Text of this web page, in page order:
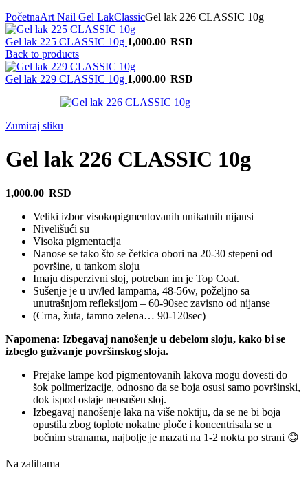
PočetnaArt Nail Gel LakClassicGel lak 226 CLASSIC 10g
Gel lak 225 CLASSIC 10g 1,000.00 RSD
Back to products
Gel lak 229 CLASSIC 10g 1,000.00 RSD
Zumiraj sliku
Gel lak 226 CLASSIC 10g
1,000.00 RSD
Veliki izbor visokopigmentovanih unikatnih nijansi
Nivelišući su
Visoka pigmentacija
Nanose se tako što se četkica obori na 20-30 stepeni od
površine, u tankom sloju
Imaju disperzivni sloj, potreban im je Top Coat.
Sušenje je u uv/led lampama, 48-56w, poželjno sa
unutrašnjom refleksijom – 60-90sec zavisno od nijanse
(Crna, žuta, tamno zelena… 90-120sec)
Napomena: Izbegavaj nanošenje u debelom sloju, kako bi se
izbeglo gužvanje površinskog sloja.
Prejake lampe kod pigmentovanih lakova mogu dovesti do
šok polimerizacije, odnosno da se boja osusi samo površinski,
dok ispod ostaje neosušen sloj.
Izbegavaj nanošenje laka na više noktiju, da se ne bi boja
opustila zbog toplote nokatne ploče i koncentrisala se u
bočnim stranama, najbolje je mazati na 1-2 nokta po strani 😊
Na zalihama